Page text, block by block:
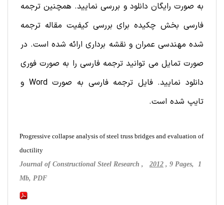
به صورت رایگان دانلود و بررسی نمایید. همچنین ترجمه
فارسی بخش چکیده برای بررسی کیفیت مقاله ترجمه
شده مهندسی عمران و نقشه برداری ارائه شده است. در
صورت تمایل می توانید ترجمه فارسی را به صورت فوری
دانلود نمایید. فایل ترجمه فارسی به صورت Word و
تایپ شده است.
Progressive collapse analysis of steel truss bridges and evaluation of
ductility
Journal of Constructional Steel Research , 2012 , 9 Pages, 1
Mb, PDF